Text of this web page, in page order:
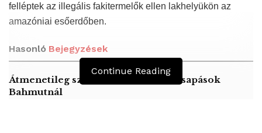
felléptek az illegális fakitermelők ellen lakhelyükön az
amazóniai esőerdőben.
Hasonló Bejegyzések
Átmenetileg szünetelnek az összecsapások
Bahmutnál
Continue Reading